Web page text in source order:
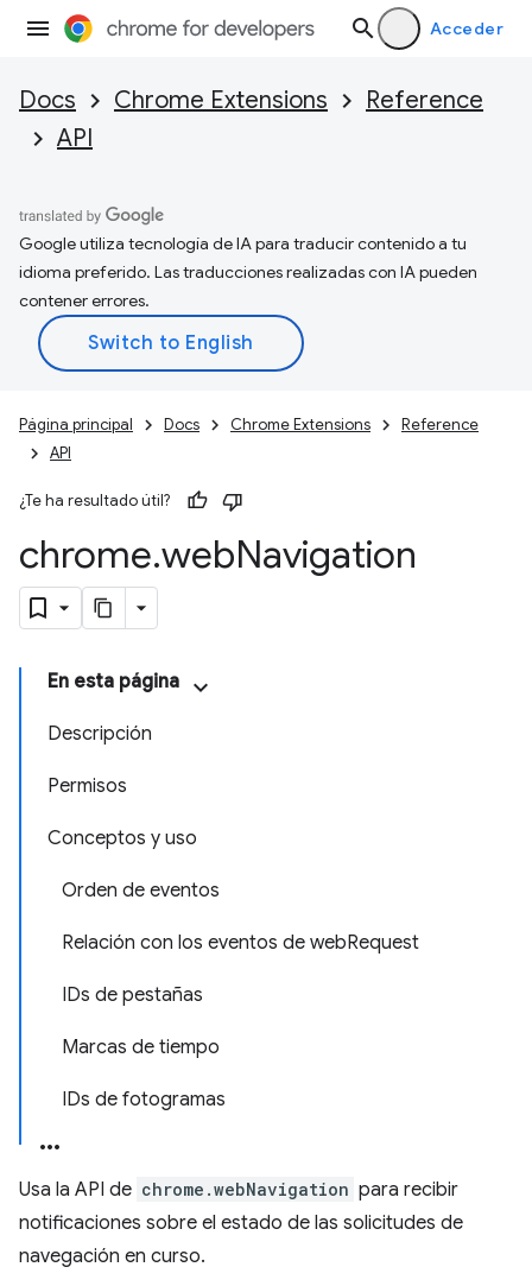
Acceder
Docs Chrome Extensions
Reference
API
Google utiliza tecnología de IA para traducir contenido a tu
idioma preferido. Las traducciones realizadas con IA pueden
contener errores.
Página principal Docs Chrome Extensions
Reference
API
¿Te ha resultado útil?
chrome.webNavigation
En esta página
Descripción
Permisos
Conceptos y uso
Orden de eventos
Relación con los eventos de webRequest
IDs de pestañas
Marcas de tiempo
IDs de fotogramas
Usa la API de chrome.webNavigation para recibir
notificaciones sobre el estado de las solicitudes de
navegación en curso.